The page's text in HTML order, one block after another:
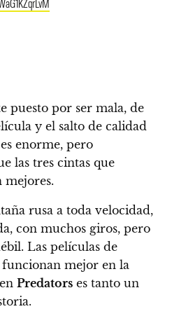
puesto por ser mala, de
y el salto de calidad
es enorme, pero
las tres cintas que
mejores.
rusa a toda velocidad,
con muchos giros, pero
Las películas de
mejor en la
Predators es tanto un